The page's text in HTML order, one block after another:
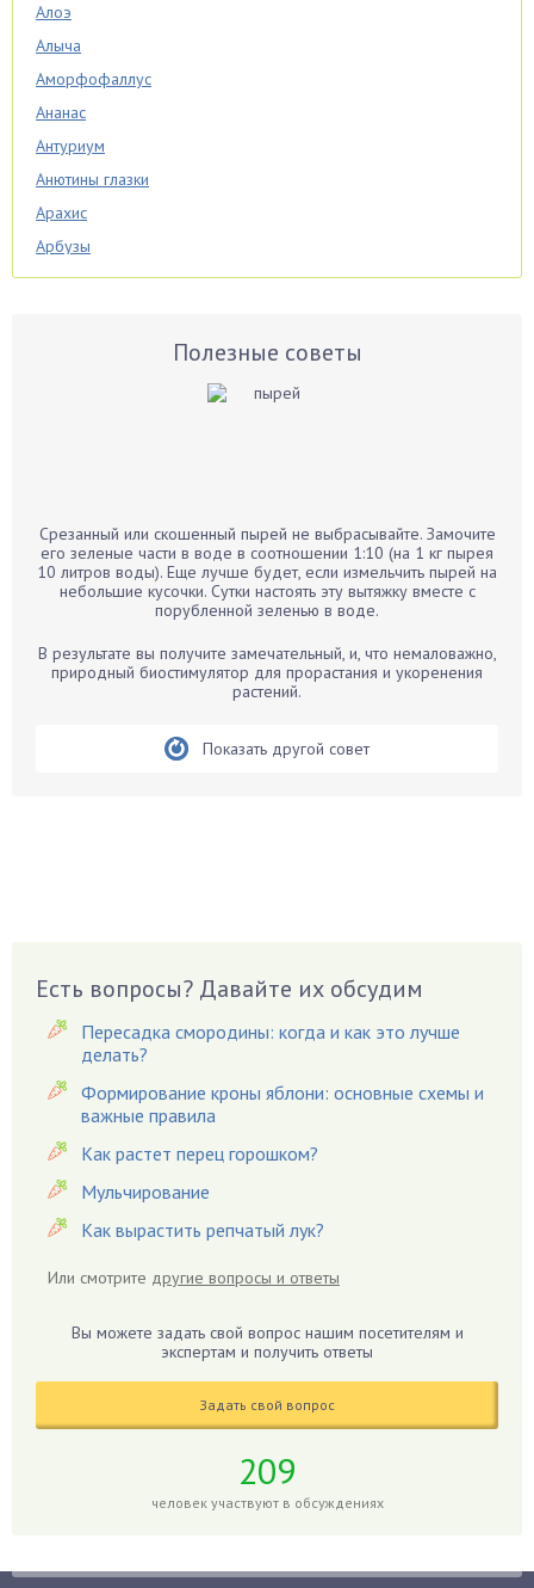
Алоэ
Алыча
Аморфофаллус
Ананас
Антуриум
Анютины глазки
Арахис
Арбузы
Аспарагус
Бархатцы
Бегония
Бирючина
Бобовые
Вредители
Гардения
Гацания
Гвоздики
Георгины
Герань
Гиацинт
Гибискус
Гладиолусы
Голубика
Груши
Полезные советы
Срезанный или скошенный пырей не выбрасывайте. Замочите
его зеленые части в воде в соотношении 1:10 (на 1 кг пырея
10 литров воды). Еще лучше будет, если измельчить пырей на
небольшие кусочки. Сутки настоять эту вытяжку вместе с
порубленной зеленью в воде.
В результате вы получите замечательный, и, что немаловажно,
природный биостимулятор для прорастания и укоренения
растений.
Показать другой совет
Есть вопросы? Давайте их обсудим
Пересадка смородины: когда и как это лучше
делать?
Формирование кроны яблони: основные схемы и
важные правила
Как растет перец горошком?
Мульчирование
Как вырастить репчатый лук?
Или смотрите другие вопросы и ответы
Вы можете задать свой вопрос нашим посетителям и
экспертам и получить ответы
Задать свой вопрос
209
человек участвуют в обсуждениях